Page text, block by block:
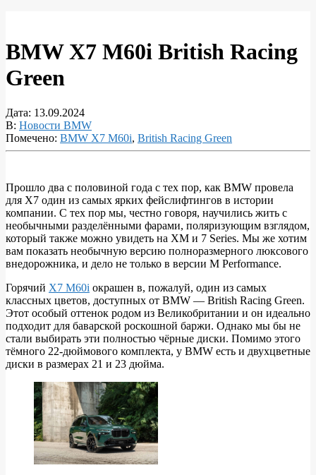
BMW X7 M60i British Racing
Green
Дата: 13.09.2024
В: Новости BMW
Помечено: BMW X7 M60i, British Racing Green
BMW
X7
M60i
British
Racing
Green
Прошло два с половиной года с тех пор, как BMW провела
для X7 один из самых ярких фейслифтингов в истории
компании. С тех пор мы, честно говоря, научились жить с
необычными разделёнными фарами, поляризующим взглядом,
который также можно увидеть на XM и 7 Series. Мы же хотим
вам показать необычную версию полноразмерного люксового
внедорожника, и дело не только в версии M Performance.
Горячий X7 M60i окрашен в, пожалуй, один из самых
классных цветов, доступных от BMW — British Racing Green.
Этот особый оттенок родом из Великобритании и он идеально
подходит для баварской роскошной баржи. Однако мы бы не
стали выбирать эти полностью чёрные диски. Помимо этого
тёмного 22-дюймового комплекта, у BMW есть и двухцветные
диски в размерах 21 и 23 дюйма.